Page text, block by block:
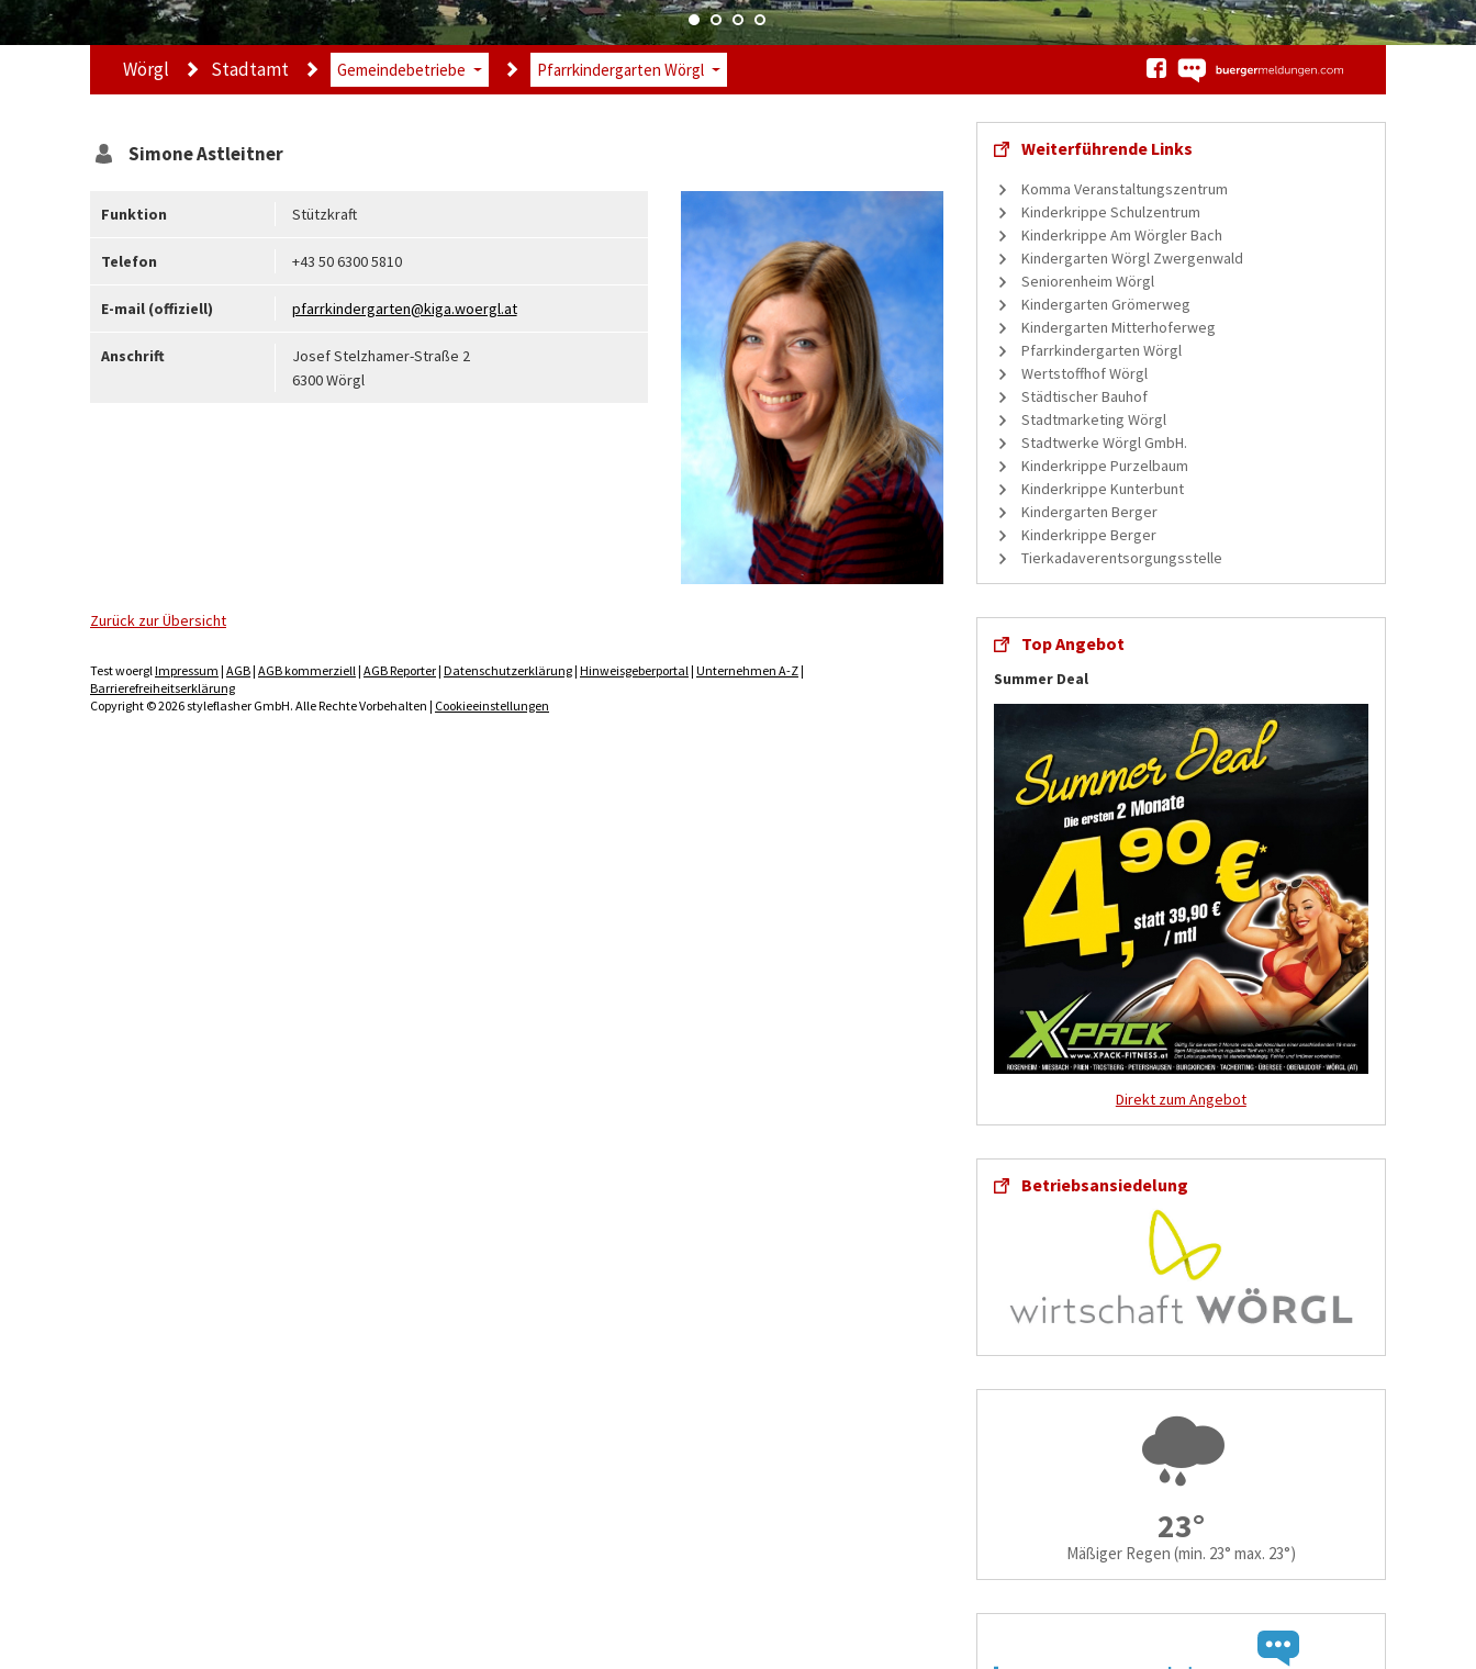
Wörgl Stadtamt Gemeindebetriebe Pfarrkindergarten Wörgl
SimoneAstleitner
Funktion Stützkraft
Telefon +43 50 6300 5810
E-mail (offiziell) pfarrkindergarten@kiga.woergl.at
Anschrift
Josef Stelzhamer-Straße 2
6300 Wörgl
Zurück zur Übersicht
Test woerglImpressum | AGB| AGB kommerziell| AGB Reporter| Datenschutzerklärung| Hinweisgeberportal| Unternehmen A-Z|
Barrierefreiheitserklärung
Copyright © 2026 styleflasher GmbH. Alle Rechte Vorbehalten | Cookieeinstellungen
Weiterführende Links
Komma Veranstaltungszentrum
Kinderkrippe Schulzentrum
Kinderkrippe Am Wörgler Bach
Kindergarten Wörgl Zwergenwald
Seniorenheim Wörgl
Kindergarten Grömerweg
Kindergarten Mitterhoferweg
Pfarrkindergarten Wörgl
Wertstoffhof Wörgl
Städtischer Bauhof
Stadtmarketing Wörgl
Stadtwerke Wörgl GmbH.
Kinderkrippe Purzelbaum
Kinderkrippe Kunterbunt
Kindergarten Berger
Kinderkrippe Berger
Tierkadaverentsorgungsstelle
Top Angebot
Summer Deal
Direkt zum Angebot
Betriebsansiedelung
23°
Mäßiger Regen (min. 23° max. 23°)